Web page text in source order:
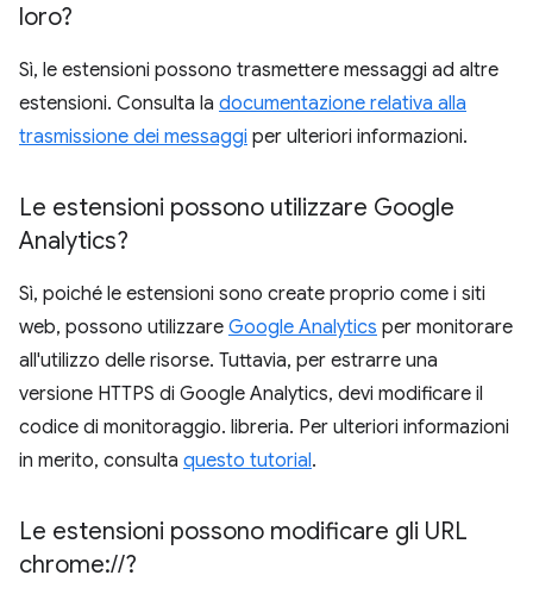
loro?
Sì, le estensioni possono trasmettere messaggi ad altre
estensioni. Consulta la documentazione relativa alla
trasmissione dei messaggi per ulteriori informazioni.
Le estensioni possono utilizzare Google
Analytics?
Sì, poiché le estensioni sono create proprio come i siti
web, possono utilizzare Google Analytics per monitorare
all'utilizzo delle risorse. Tuttavia, per estrarre una
versione HTTPS di Google Analytics, devi modificare il
codice di monitoraggio. libreria. Per ulteriori informazioni
in merito, consulta questo tutorial.
Le estensioni possono modificare gli URL
chrome://?